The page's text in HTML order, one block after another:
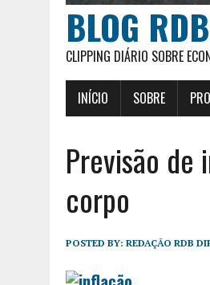
BLOG
CLIPPING DIÁRIO SOBRE
INÍCIO SOBRE
Previsão
corpo
POSTED BY: REDAÇÃO RDB